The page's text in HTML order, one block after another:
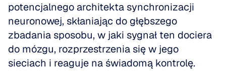
potencjalnego architekta synchronizacji
neuronowej, skłaniając do głębszego
zbadania sposobu, w jaki sygnał ten dociera
do mózgu, rozprzestrzenia się w jego
sieciach i reaguje na świadomą kontrolę.